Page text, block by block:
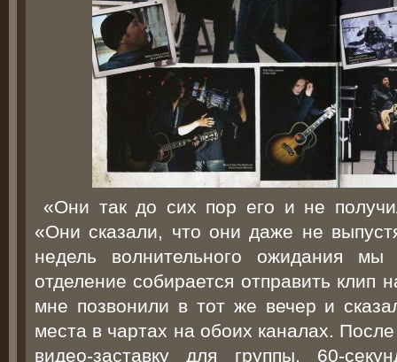
«Они так до сих пор его и не
«Они сказали, что они даже не
недель волнительного ожидания
отделение собирается отправить клип
мне позвонили в тот же вечер и
места в чартах на обоих каналах.
видео-заставку для группы, 60-